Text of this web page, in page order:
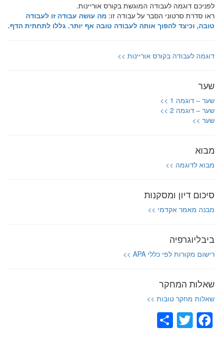
לפניכם דוגמה לעבודה המוגשת בקורס אוריינות.
ראו סדרת סרטוני הסבר על עבודה זו: מה עושה עבודה זו לעבודה
טובה, וכיצד להפוך אותה לעבודה טובה אף יותר. גללו לתחתית הדף.
דוגמה לעבודה בקורס אוריינות >>
שער
שער – דוגמה 1 >>
שער – דוגמה 2 >>
שער >>
מבוא
מבוא לדוגמה >>
סיכום דיון ומסקנות
מבנה מאמר אקדמי >>
ביבליוגרפיה
רישום מקורות לפי כללי APA >>
שאלות המחקר
שאלות מחקר טובות >>
Facebook
Twitter